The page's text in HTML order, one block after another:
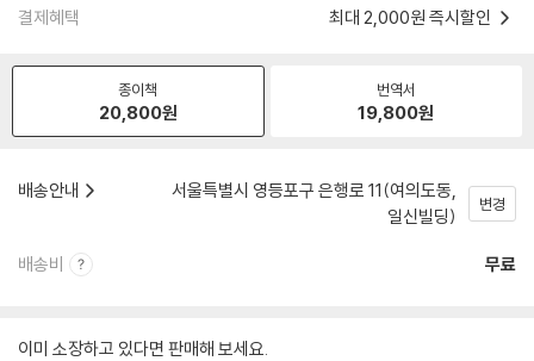
결제혜택 최대 2,000원 즉시할인
종이책
20,800원
번역서
19,800원
배송안내
서울특별시 영등포구 은행로 11(여의도동,
일신빌딩)
변경
배송비 무료
이미 소장하고 있다면 판매해 보세요.